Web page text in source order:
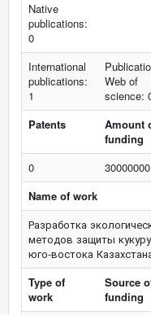
Native
publications:
0
International
publications:
1
Web of
science:
Patents
Amount
funding
0 30000000
Name of work
Разработка
методов защиты
юго-востока
Type of
work
Source
funding